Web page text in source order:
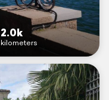
2.0k
kilometers